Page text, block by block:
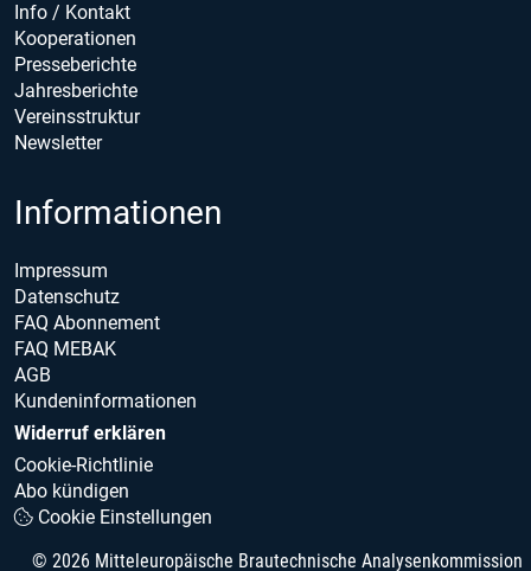
Info / Kontakt
Kooperationen
Presseberichte
Jahresberichte
Vereinsstruktur
Newsletter
Informationen
Impressum
Datenschutz
FAQ Abonnement
FAQ MEBAK
AGB
Kundeninformationen
Widerruf erklären
Cookie-Richtlinie
Abo kündigen
Cookie Einstellungen
© 2026 Mitteleuropäische Brautechnische Analysenkommission